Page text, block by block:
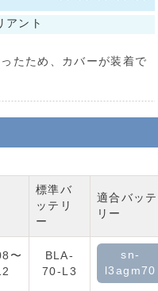
アント
たため、カバーが装着で
標準バ
ッテリ
ー
適合バッテ
リー
〜
BLA-
70-L3
sn-
l3agm70